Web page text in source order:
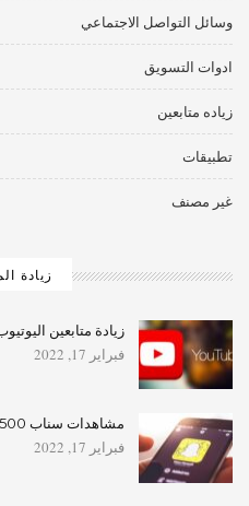
وسائل التواصل الاجتماعي
ادوات التسويق
زياده متابعين
تطبيقات
غير مصنف
زيادة
زيادة متابعين اليوتيوب و5 استراتيجيات مجانية
فبراير 17, 2022
مشاهدات سناب 500 وأهم تطبيق لزيادة عدد المتابعين
فبراير 17, 2022